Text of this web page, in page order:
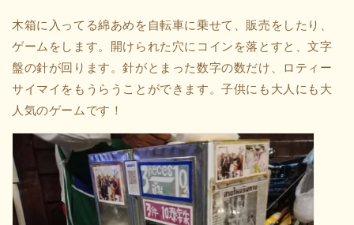
木箱に入ってる綿あめを自転車に乗せて、販売をしたり、
ゲームをします。開けられた穴にコインを落とすと、文字
盤の針が回ります。針がとまった数字の数だけ、ロティー
サイマイをもうらうことができます。子供にも大人にも大
人気のゲームです！